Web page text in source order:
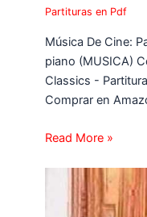
Partituras en Pdf
Música De Cine:
piano (MUSICA)
Classics -
Comprar en
Read More »